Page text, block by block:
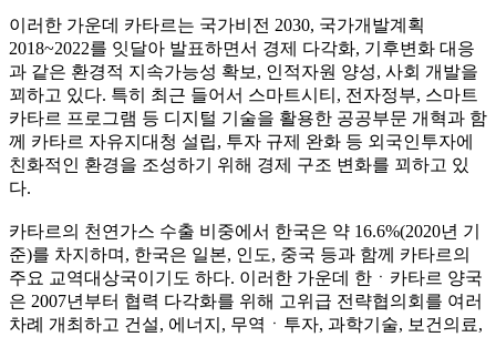
이러한 가운데 카타르는 국가비전 2030, 국가개발계획
2018~2022를 잇달아 발표하면서 경제 다각화, 기후변화 대응
과 같은 환경적 지속가능성 확보, 인적자원 양성, 사회 개발을
꾀하고 있다. 특히 최근 들어서 스마트시티, 전자정부, 스마트
카타르 프로그램 등 디지털 기술을 활용한 공공부문 개혁과 함
께 카타르 자유지대청 설립, 투자 규제 완화 등 외국인투자에
친화적인 환경을 조성하기 위해 경제 구조 변화를 꾀하고 있
다.
카타르의 천연가스 수출 비중에서 한국은 약 16.6%(2020년 기
준)를 차지하며, 한국은 일본, 인도, 중국 등과 함께 카타르의
주요 교역대상국이기도 하다. 이러한 가운데 한ㆍ카타르 양국
은 2007년부터 협력 다각화를 위해 고위급 전략협의회를 여러
차례 개최하고 건설, 에너지, 무역ㆍ투자, 과학기술, 보건의료,